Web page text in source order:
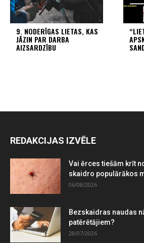
9. NODERĪGAS LIETAS, KAS
JĀZIN PAR DARBA
AIZSARDZĪBU
REDAKCIJAS IZVĒLE
Vai ērces tiešām krīt
skaidro populārākos
06/08/2026
Bezskaidras naudas
patērētājiem?
28/07/2026